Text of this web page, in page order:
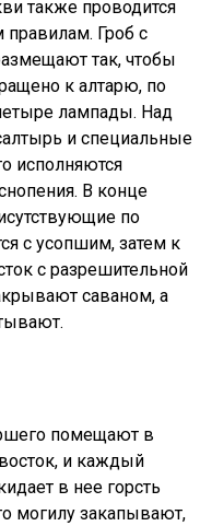
также проводится
Гроб с
так, чтобы
к алтарю, по
лампады. Над
и специальные
исполняются
В конце
по
с усопшим, затем к
с разрешительной
саваном, а
помещают в
и каждый
в нее горсть
могилу закапывают,